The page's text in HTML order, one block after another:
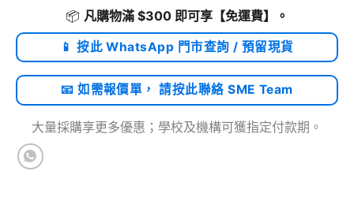
📦 凡購物滿 $300 即可享 【免運費】 。
📱 按此 WhatsApp 門市查詢 / 預留現貨
📧 如需報價單， 請按此聯絡 SME Team
大量採購享更多優惠；學校及機構可獲指定付款期。